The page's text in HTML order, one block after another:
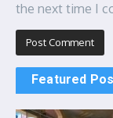
the next time I
Featured